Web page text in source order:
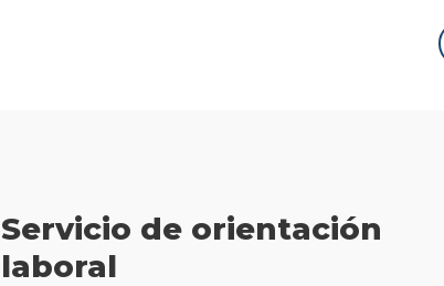
Servicio de orientación
laboral